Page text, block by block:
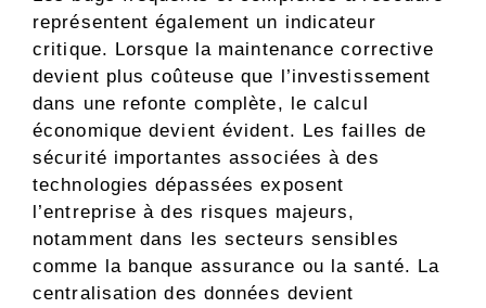
représentent également un indicateur
critique. Lorsque la maintenance corrective
devient plus coûteuse que l’investissement
dans une refonte complète, le calcul
économique devient évident. Les failles de
sécurité importantes associées à des
technologies dépassées exposent
l’entreprise à des risques majeurs,
notamment dans les secteurs sensibles
comme la banque assurance ou la santé. La
centralisation des données devient